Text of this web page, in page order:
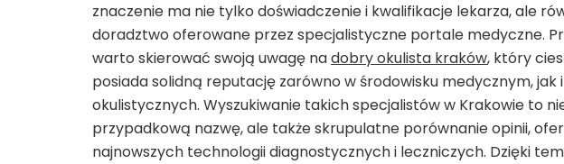
znaczenie ma nie tylko doświadczenie i kwalifikacje lekarza, ale
doradztwo oferowane przez specjalistyczne portale medyczne.
warto skierować swoją uwagę nadobry okulista kraków, który
posiada solidną reputację zarówno w środowisku medycznym, jak
okulistycznych. Wyszukiwanie takich specjalistów w Krakowie to
przypadkową nazwę, ale także skrupulatne porównanie opinii,
najnowszych technologii diagnostycznych i leczniczych. Dzięki